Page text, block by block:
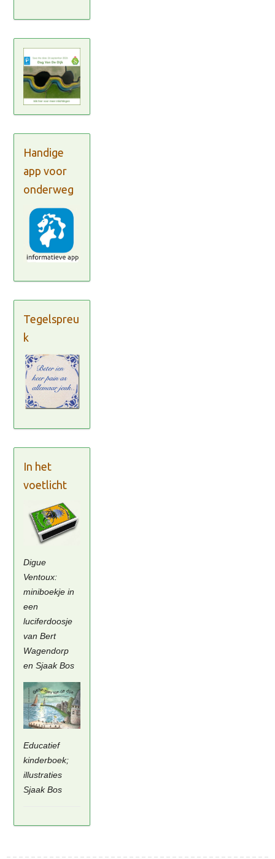
Handige
app voor
onderweg
Tegelspreu
k
In het
voetlicht
Digue
Ventoux:
miniboekje in
een
luciferdoosje
van Bert
Wagendorp
en Sjaak Bos
Educatief
kinderboek;
illustraties
Sjaak Bos